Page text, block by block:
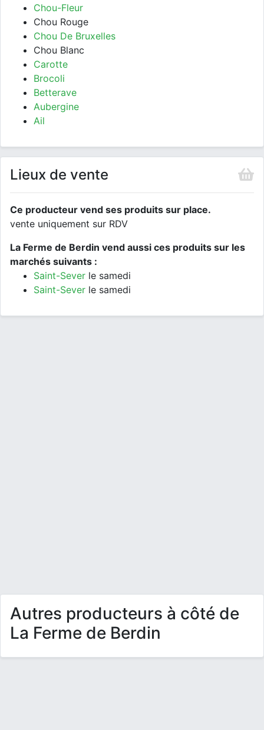
Chou-Fleur
Chou Rouge
Chou De Bruxelles
Chou Blanc
Carotte
Brocoli
Betterave
Aubergine
Ail
Lieux de vente
Ce producteur vend ses produits sur place.
vente uniquement sur RDV
La Ferme de Berdin vend aussi ces produits sur les
marchés suivants :
Saint-Sever le samedi
Saint-Sever le samedi
Autres producteurs à côté de
La Ferme de Berdin